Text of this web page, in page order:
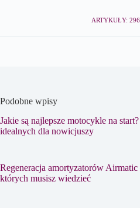
ARTYKUŁY: 296
Podobne wpisy
Jakie są najlepsze motocykle na
idealnych dla nowicjuszy
Regeneracja amortyzatorów
których musisz wiedzieć